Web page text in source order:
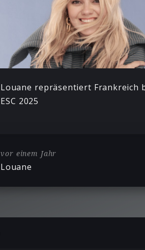
Louane repräsentiert Frankreich
ESC 2025
vor einem Jahr
Louane